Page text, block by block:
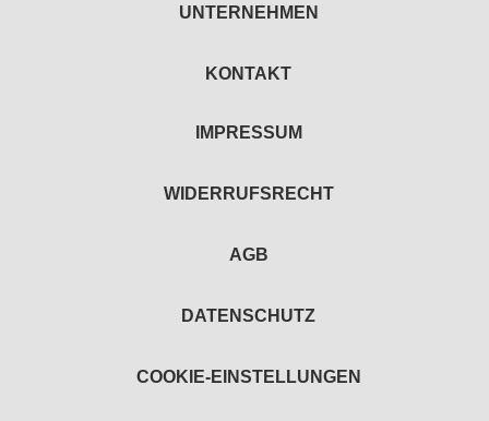
UNTERNEHMEN
KONTAKT
IMPRESSUM
WIDERRUFSRECHT
AGB
DATENSCHUTZ
COOKIE-EINSTELLUNGEN